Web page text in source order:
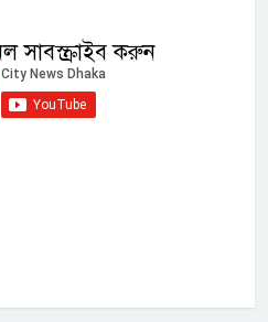
সাবস্ক্রাইব করুন